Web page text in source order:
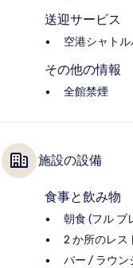
送迎サービス
空港シャト
その他の情報
全館禁煙
施設の設備
食事と飲み物
朝食 (フル ブ
2 か所のレス
バー / ラウン